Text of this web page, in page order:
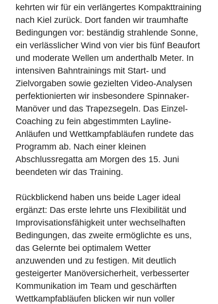
kehrten wir für ein verlängertes Kompakttraining
nach Kiel zurück. Dort fanden wir traumhafte
Bedingungen vor: beständig strahlende Sonne,
ein verlässlicher Wind von vier bis fünf Beaufort
und moderate Wellen um anderthalb Meter. In
intensiven Bahntrainings mit Start- und
Zielvorgaben sowie gezielten Video-Analysen
perfektionierten wir insbesondere Spinnaker-
Manöver und das Trapezsegeln. Das Einzel-
Coaching zu fein abgestimmten Layline-
Anläufen und Wettkampfabläufen rundete das
Programm ab. Nach einer kleinen
Abschlussregatta am Morgen des 15. Juni
beendeten wir das Training.
Rückblickend haben uns beide Lager ideal
ergänzt: Das erste lehrte uns Flexibilität und
Improvisationsfähigkeit unter wechselhaften
Bedingungen, das zweite ermöglichte es uns,
das Gelernte bei optimalem Wetter
anzuwenden und zu festigen. Mit deutlich
gesteigerter Manöversicherheit, verbesserter
Kommunikation im Team und geschärften
Wettkampfabläufen blicken wir nun voller